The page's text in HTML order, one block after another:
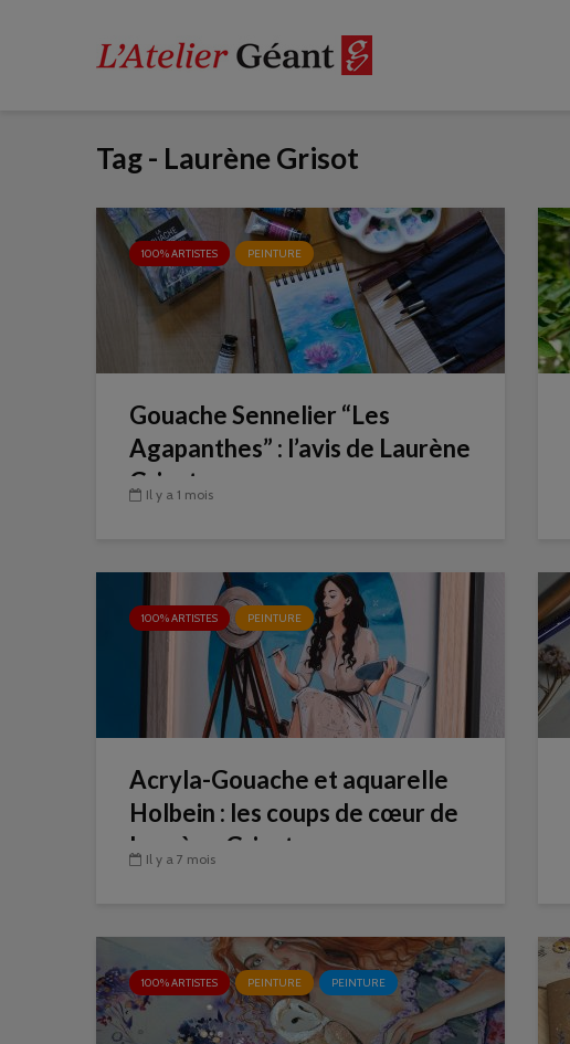
Tag - Laurène Grisot
100% ARTISTES PEINTURE
Gouache Sennelier “Les
Agapanthes” : l’avis de Laurène
Grisot
Il y a 1 mois
100% ARTISTES PEINTURE
Acryla-Gouache et aquarelle
Holbein : les coups de cœur de
Laurène Grisot
Il y a 7 mois
100% ARTISTES PEINTURE PEINTURE